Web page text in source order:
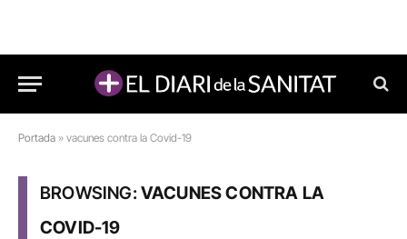
Portada » vacunes contra la Covid-19
BROWSING:VACUNES CONTRA LA
COVID-19